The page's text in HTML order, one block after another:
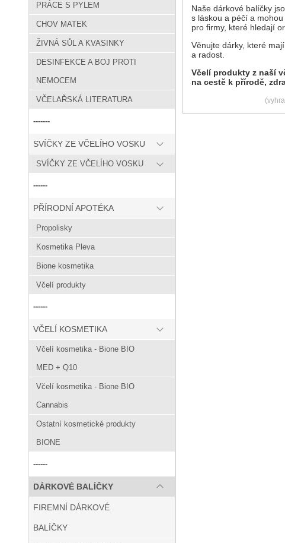
PRÁCE S PYLEM
CHOV MATEK
ŽIVNÁ SŮL A KVASINKY
DESINFEKCE A BOJ PROTI
NEMOCEM
VČELAŘSKÁ LITERATURA
-------
SVÍČKY ZE VČELÍHO VOSKU
SVÍČKY ZE VČELÍHO VOSKU
------
PŘÍRODNÍ APOTÉKA
Propolisky
Kosmetika Pleva
Bione kosmetika
Včelí produkty
------
VČELÍ KOSMETIKA
Včelí kosmetika - Bione BIO
MED + Q10
Včelí kosmetika - Bione BIO
Cannabis
Ostatní kosmetické produkty
BIONE
------
DÁRKOVÉ BALÍČKY
FIREMNÍ DÁRKOVÉ
BALÍČKY
Naše dárkové balíčky
s láskou a péčí a
pro firmy, které hledají
Věnujte dárky, které
a radost.
Včelí produkty z naší
na cestě k přírodě,